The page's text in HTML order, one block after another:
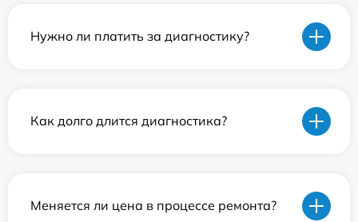
Нужно ли платить за диагностику?
Как долго длится диагностика?
Меняется ли цена в процессе ремонта?